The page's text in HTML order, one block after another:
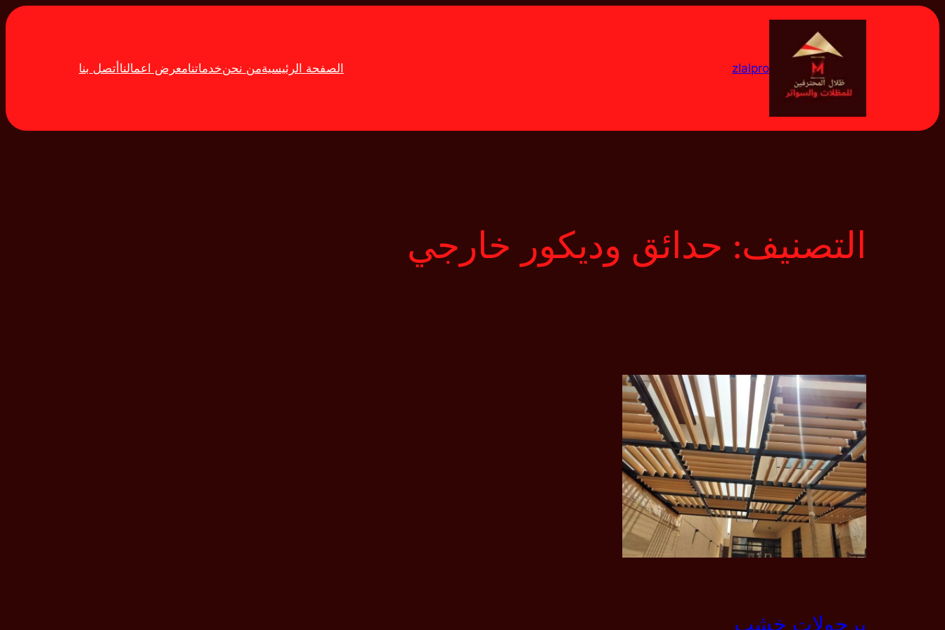
تخطى
zlalpro
الصفحة الرئيسيةمن نحنخدماتنامعرض اعمالنا أتصل بنا
التصنيف: حدائق وديكور خارجي